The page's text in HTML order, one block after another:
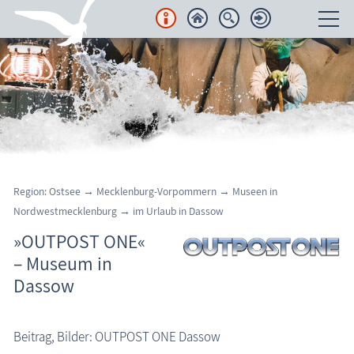
Unterkünfte
Regionales
Urlaubsorte
Karten
Wissenswertes
Aktuelles
Region: Ostsee → Mecklenburg-Vorpommern → Museen in
Nordwestmecklenburg → im Urlaub in Dassow
»OUTPOST ONE«
– Museum in
Dassow
Beitrag, Bilder: OUTPOST ONE Dassow